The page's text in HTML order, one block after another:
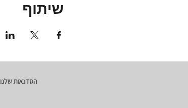
שיתוף
הסדנאות שלנו